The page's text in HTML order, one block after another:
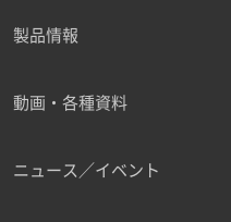
製品情報
動画・各種資料
ニュース／イベント